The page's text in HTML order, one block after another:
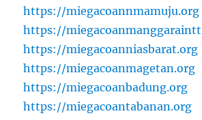
https://miegacoannmamuju.org
https://
https://miegacoanniasbarat.org
https://miegacoanmagetan.org
https://miegacoanbadung.org
https://miegacoantabanan.org